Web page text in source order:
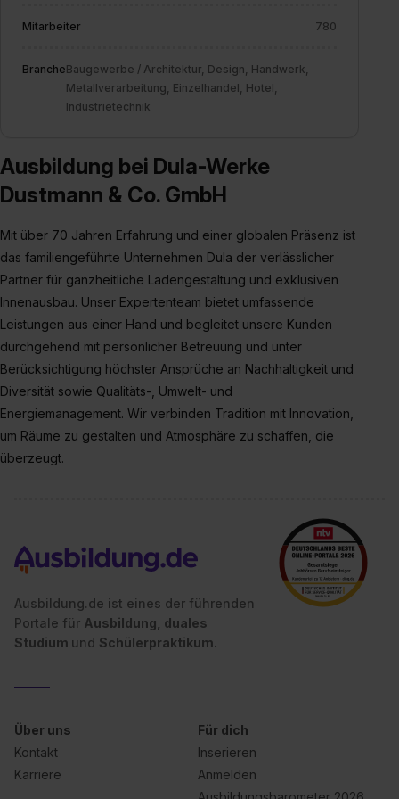
Mitarbeiter 780
BrancheBaugewerbe / Architektur, Design, Handwerk,
Metallverarbeitung, Einzelhandel, Hotel,
Industrietechnik
Ausbildung bei Dula-Werke
Dustmann & Co. GmbH
Mit über 70 Jahren Erfahrung und einer globalen Präsenz ist
das familiengeführte Unternehmen Dula der verlässlicher
Partner für ganzheitliche Ladengestaltung und exklusiven
Innenausbau. Unser Expertenteam bietet umfassende
Leistungen aus einer Hand und begleitet unsere Kunden
durchgehend mit persönlicher Betreuung und unter
Berücksichtigung höchster Ansprüche an Nachhaltigkeit und
Diversität sowie Qualitäts-, Umwelt- und
Energiemanagement. Wir verbinden Tradition mit Innovation,
um Räume zu gestalten und Atmosphäre zu schaffen, die
überzeugt.
Ausbildung.de ist eines der führenden
Portale für Ausbildung, duales
Studium und Schülerpraktikum.
Über uns
Kontakt
Karriere
Für dich
Inserieren
Anmelden